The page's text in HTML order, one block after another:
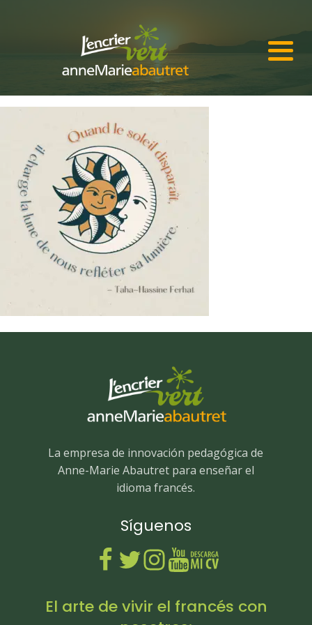
La empresa de innovación pedagógica de
Anne-Marie Abautret para enseñar el
idioma francés.
Síguenos
El arte de vivir el francés con